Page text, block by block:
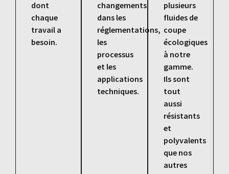
dont
chaque
travail a
besoin.
changements
dans les
réglementations,
les
processus
et les
applications
techniques.
plusieurs
fluides de
coupe
écologiques
à notre
gamme.
Ils sont
tout
aussi
résistants
et
polyvalents
que nos
autres